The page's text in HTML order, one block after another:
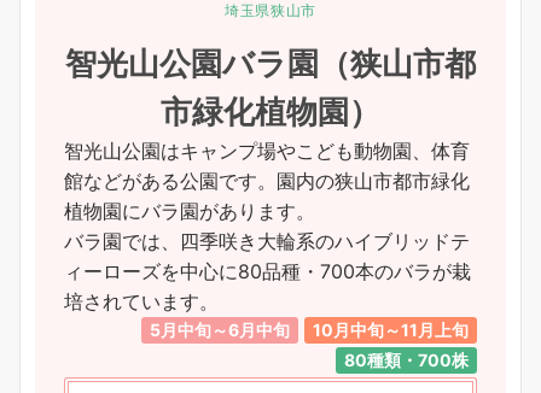
埼玉県狭山市
智光山公園バラ園（狭山市都
市緑化植物園）
智光山公園はキャンプ場やこども動物園、体育
館などがある公園です。園内の狭山市都市緑化
植物園にバラ園があります。
バラ園では、四季咲き大輪系のハイブリッドテ
ィーローズを中心に80品種・700本のバラが栽
培されています。
5月中旬～6月中旬
10月中旬～11月上旬
80種類・700株